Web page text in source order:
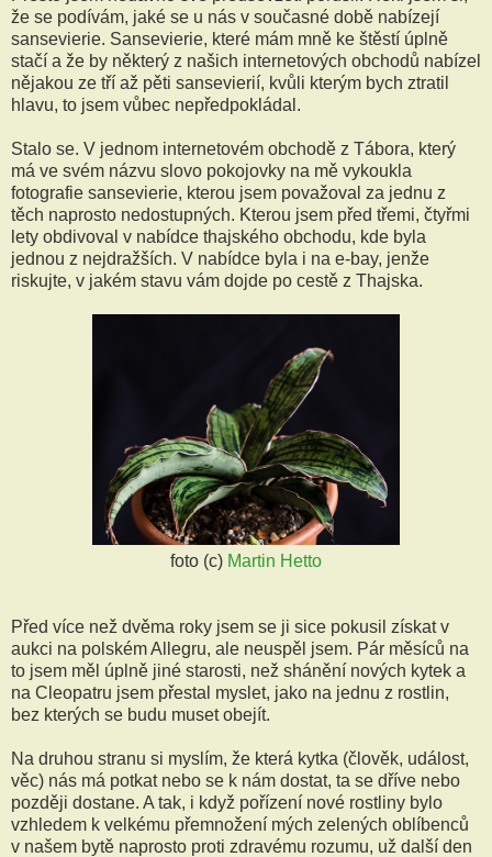
že se podívám, jaké se u nás v současné době nabízejí
sansevierie. Sansevierie, které mám mně ke štěstí úplně
stačí a že by některý z našich internetových obchodů nabízel
nějakou ze tří až pěti sansevierií, kvůli kterým bych ztratil
hlavu, to jsem vůbec nepředpokládal.
Stalo se. V jednom internetovém obchodě z Tábora, který
má ve svém názvu slovo pokojovky na mě vykoukla
fotografie sansevierie, kterou jsem považoval za jednu z
těch naprosto nedostupných. Kterou jsem před třemi, čtyřmi
lety obdivoval v nabídce thajského obchodu, kde byla
jednou z nejdražších. V nabídce byla i na e-bay, jenže
riskujte, v jakém stavu vám dojde po cestě z Thajska.
foto (c) Martin Hetto
Před více než dvěma roky jsem se ji sice pokusil získat v
aukci na polském Allegru, ale neuspěl jsem. Pár měsíců na
to jsem měl úplně jiné starosti, než shánění nových kytek a
na Cleopatru jsem přestal myslet, jako na jednu z rostlin,
bez kterých se budu muset obejít.
Na druhou stranu si myslím, že která kytka (člověk, událost,
věc) nás má potkat nebo se k nám dostat, ta se dříve nebo
později dostane. A tak, i když pořízení nové rostliny bylo
vzhledem k velkému přemnožení mých zelených oblíbenců
v našem bytě naprosto proti zdravému rozumu, už další den